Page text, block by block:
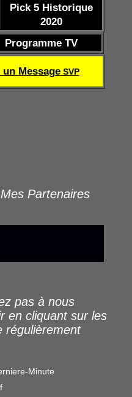
Pick 5 Historique
2020
Programme TV
MessageSVP
24
Partenaires
pas à nous
en cliquant sur les
régulièrement
Minute